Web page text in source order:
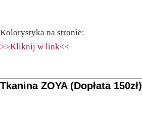
Kolorystyka na stronie:
>>Kliknij w link<<
Tkanina ZOYA (Dopłata 150zł)